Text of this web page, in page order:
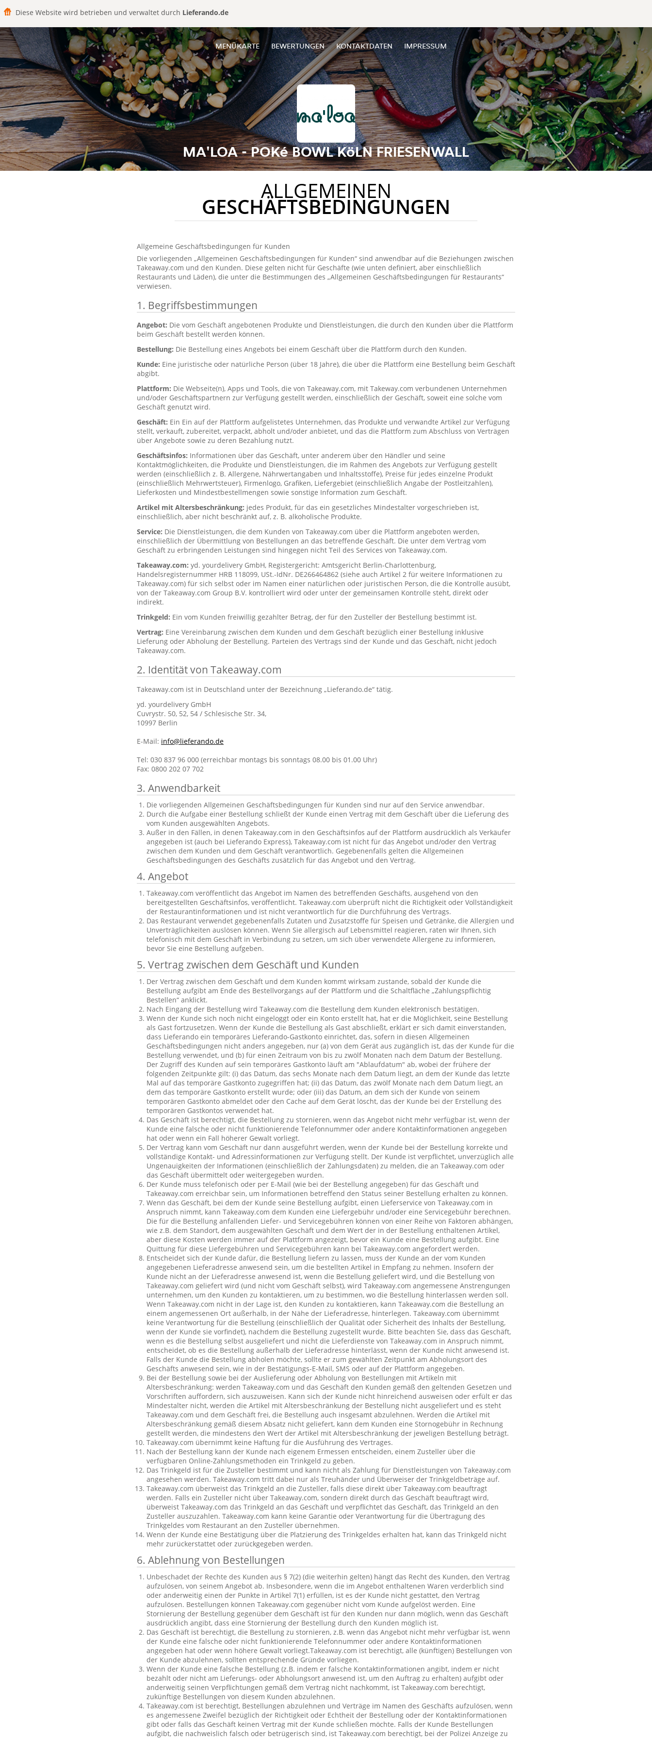
Diese Website wird betrieben und verwaltet durch Lieferando.de
MENÜKARTE BEWERTUNGEN KONTAKTDATEN IMPRESSUM
MA'LOA - POKé BOWL KöLN FRIESENWALL
ALLGEMEINEN
GESCHÄFTSBEDINGUNGEN
Allgemeine Geschäftsbedingungen für Kunden
Die vorliegenden „Allgemeinen Geschäftsbedingungen für Kunden“ sind anwendbar auf die Beziehungen zwischen
Takeaway.com und den Kunden. Diese gelten nicht für Geschäfte (wie unten definiert, aber einschließlich
Restaurants und Läden), die unter die Bestimmungen des „Allgemeinen Geschäftsbedingungen für Restaurants“
verwiesen.
1. Begriffsbestimmungen
Angebot: Die vom Geschäft angebotenen Produkte und Dienstleistungen, die durch den Kunden über die Plattform
beim Geschäft bestellt werden können.
Bestellung: Die Bestellung eines Angebots bei einem Geschäft über die Plattform durch den Kunden.
Kunde: Eine juristische oder natürliche Person (über 18 Jahre), die über die Plattform eine Bestellung beim Geschäft
abgibt.
Plattform: Die Webseite(n), Apps und Tools, die von Takeaway.com, mit Takeway.com verbundenen Unternehmen
und/oder Geschäftspartnern zur Verfügung gestellt werden, einschließlich der Geschäft, soweit eine solche vom
Geschäft genutzt wird.
Geschäft: Ein Ein auf der Plattform aufgelistetes Unternehmen, das Produkte und verwandte Artikel zur Verfügung
stellt, verkauft, zubereitet, verpackt, abholt und/oder anbietet, und das die Plattform zum Abschluss von Verträgen
über Angebote sowie zu deren Bezahlung nutzt.
Geschäftsinfos: Informationen über das Geschäft, unter anderem über den Händler und seine
Kontaktmöglichkeiten, die Produkte und Dienstleistungen, die im Rahmen des Angebots zur Verfügung gestellt
werden (einschließlich z. B. Allergene, Nährwertangaben und Inhaltsstoffe), Preise für jedes einzelne Produkt
(einschließlich Mehrwertsteuer), Firmenlogo, Grafiken, Liefergebiet (einschließlich Angabe der Postleitzahlen),
Lieferkosten und Mindestbestellmengen sowie sonstige Information zum Geschäft.
Artikel mit Altersbeschränkung: jedes Produkt, für das ein gesetzliches Mindestalter vorgeschrieben ist,
einschließlich, aber nicht beschränkt auf, z. B. alkoholische Produkte.
Service: Die Dienstleistungen, die dem Kunden von Takeaway.com über die Plattform angeboten werden,
einschließlich der Übermittlung von Bestellungen an das betreffende Geschäft. Die unter dem Vertrag vom
Geschäft zu erbringenden Leistungen sind hingegen nicht Teil des Services von Takeaway.com.
Takeaway.com: yd. yourdelivery GmbH, Registergericht: Amtsgericht Berlin-Charlottenburg,
Handelsregisternummer HRB 118099, USt.-IdNr. DE266464862 (siehe auch Artikel 2 für weitere Informationen zu
Takeaway.com) für sich selbst oder im Namen einer natürlichen oder juristischen Person, die die Kontrolle ausübt,
von der Takeaway.com Group B.V. kontrolliert wird oder unter der gemeinsamen Kontrolle steht, direkt oder
indirekt.
Trinkgeld: Ein vom Kunden freiwillig gezahlter Betrag, der für den Zusteller der Bestellung bestimmt ist.
Vertrag: Eine Vereinbarung zwischen dem Kunden und dem Geschäft bezüglich einer Bestellung inklusive
Lieferung oder Abholung der Bestellung. Parteien des Vertrags sind der Kunde und das Geschäft, nicht jedoch
Takeaway.com.
2. Identität von Takeaway.com
Takeaway.com ist in Deutschland unter der Bezeichnung „Lieferando.de“ tätig.
yd. yourdelivery GmbH
Cuvrystr. 50, 52, 54 / Schlesische Str. 34,
10997 Berlin
E-Mail: info@lieferando.de
Tel: 030 837 96 000 (erreichbar montags bis sonntags 08.00 bis 01.00 Uhr)
Fax: 0800 202 07 702
3. Anwendbarkeit
Die vorliegenden Allgemeinen Geschäftsbedingungen für Kunden sind nur auf den Service anwendbar.
Durch die Aufgabe einer Bestellung schließt der Kunde einen Vertrag mit dem Geschäft über die Lieferung des
vom Kunden ausgewählten Angebots.
Außer in den Fällen, in denen Takeaway.com in den Geschäftsinfos auf der Plattform ausdrücklich als Verkäufer
angegeben ist (auch bei Lieferando Express), Takeaway.com ist nicht für das Angebot und/oder den Vertrag
zwischen dem Kunden und dem Geschäft verantwortlich. Gegebenenfalls gelten die Allgemeinen
Geschäftsbedingungen des Geschäfts zusätzlich für das Angebot und den Vertrag.
4. Angebot
Takeaway.com veröffentlicht das Angebot im Namen des betreffenden Geschäfts, ausgehend von den
bereitgestellten Geschäftsinfos, veröffentlicht. Takeaway.com überprüft nicht die Richtigkeit oder Vollständigkeit
der Restaurantinformationen und ist nicht verantwortlich für die Durchführung des Vertrags.
Das Restaurant verwendet gegebenenfalls Zutaten und Zusatzstoffe für Speisen und Getränke, die Allergien und
Unverträglichkeiten auslösen können. Wenn Sie allergisch auf Lebensmittel reagieren, raten wir Ihnen, sich
telefonisch mit dem Geschäft in Verbindung zu setzen, um sich über verwendete Allergene zu informieren,
bevor Sie eine Bestellung aufgeben.
5. Vertrag zwischen dem Geschäft und Kunden
Der Vertrag zwischen dem Geschäft und dem Kunden kommt wirksam zustande, sobald der Kunde die
Bestellung aufgibt am Ende des Bestellvorgangs auf der Plattform und die Schaltfläche „Zahlungspflichtig
Bestellen“ anklickt.
Nach Eingang der Bestellung wird Takeaway.com die Bestellung dem Kunden elektronisch bestätigen.
Wenn der Kunde sich noch nicht eingeloggt oder ein Konto erstellt hat, hat er die Möglichkeit, seine Bestellung
als Gast fortzusetzen. Wenn der Kunde die Bestellung als Gast abschließt, erklärt er sich damit einverstanden,
dass Lieferando ein temporäres Lieferando-Gastkonto einrichtet, das, sofern in diesen Allgemeinen
Geschäftsbedingungen nicht anders angegeben, nur (a) von dem Gerät aus zugänglich ist, das der Kunde für die
Bestellung verwendet, und (b) für einen Zeitraum von bis zu zwölf Monaten nach dem Datum der Bestellung.
Der Zugriff des Kunden auf sein temporäres Gastkonto läuft am "Ablaufdatum" ab, wobei der frühere der
folgenden Zeitpunkte gilt: (i) das Datum, das sechs Monate nach dem Datum liegt, an dem der Kunde das letzte
Mal auf das temporäre Gastkonto zugegriffen hat; (ii) das Datum, das zwölf Monate nach dem Datum liegt, an
dem das temporäre Gastkonto erstellt wurde; oder (iii) das Datum, an dem sich der Kunde von seinem
temporären Gastkonto abmeldet oder den Cache auf dem Gerät löscht, das der Kunde bei der Erstellung des
temporären Gastkontos verwendet hat.
Das Geschäft ist berechtigt, die Bestellung zu stornieren, wenn das Angebot nicht mehr verfügbar ist, wenn der
Kunde eine falsche oder nicht funktionierende Telefonnummer oder andere Kontaktinformationen angegeben
hat oder wenn ein Fall höherer Gewalt vorliegt.
Der Vertrag kann vom Geschäft nur dann ausgeführt werden, wenn der Kunde bei der Bestellung korrekte und
vollständige Kontakt- und Adressinformationen zur Verfügung stellt. Der Kunde ist verpflichtet, unverzüglich alle
Ungenauigkeiten der Informationen (einschließlich der Zahlungsdaten) zu melden, die an Takeaway.com oder
das Geschäft übermittelt oder weitergegeben wurden.
Der Kunde muss telefonisch oder per E-Mail (wie bei der Bestellung angegeben) für das Geschäft und
Takeaway.com erreichbar sein, um Informationen betreffend den Status seiner Bestellung erhalten zu können.
Wenn das Geschäft, bei dem der Kunde seine Bestellung aufgibt, einen Lieferservice von Takeaway.com in
Anspruch nimmt, kann Takeaway.com dem Kunden eine Liefergebühr und/oder eine Servicegebühr berechnen.
Die für die Bestellung anfallenden Liefer- und Servicegebühren können von einer Reihe von Faktoren abhängen,
wie z.B. dem Standort, dem ausgewählten Geschäft und dem Wert der in der Bestellung enthaltenen Artikel,
aber diese Kosten werden immer auf der Plattform angezeigt, bevor ein Kunde eine Bestellung aufgibt. Eine
Quittung für diese Liefergebühren und Servicegebühren kann bei Takeaway.com angefordert werden.
Entscheidet sich der Kunde dafür, die Bestellung liefern zu lassen, muss der Kunde an der vom Kunden
angegebenen Lieferadresse anwesend sein, um die bestellten Artikel in Empfang zu nehmen. Insofern der
Kunde nicht an der Lieferadresse anwesend ist, wenn die Bestellung geliefert wird, und die Bestellung von
Takeaway.com geliefert wird (und nicht vom Geschäft selbst), wird Takeaway.com angemessene Anstrengungen
unternehmen, um den Kunden zu kontaktieren, um zu bestimmen, wo die Bestellung hinterlassen werden soll.
Wenn Takeaway.com nicht in der Lage ist, den Kunden zu kontaktieren, kann Takeaway.com die Bestellung an
einem angemessenen Ort außerhalb, in der Nähe der Lieferadresse, hinterlegen. Takeaway.com übernimmt
keine Verantwortung für die Bestellung (einschließlich der Qualität oder Sicherheit des Inhalts der Bestellung,
wenn der Kunde sie vorfindet), nachdem die Bestellung zugestellt wurde. Bitte beachten Sie, dass das Geschäft,
wenn es die Bestellung selbst ausgeliefert und nicht die Lieferdienste von Takeaway.com in Anspruch nimmt,
entscheidet, ob es die Bestellung außerhalb der Lieferadresse hinterlässt, wenn der Kunde nicht anwesend ist.
Falls der Kunde die Bestellung abholen möchte, sollte er zum gewählten Zeitpunkt am Abholungsort des
Geschäfts anwesend sein, wie in der Bestätigungs-E-Mail, SMS oder auf der Plattform angegeben.
Bei der Bestellung sowie bei der Auslieferung oder Abholung von Bestellungen mit Artikeln mit
Altersbeschränkung: werden Takeaway.com und das Geschäft den Kunden gemäß den geltenden Gesetzen und
Vorschriften auffordern, sich auszuweisen. Kann sich der Kunde nicht hinreichend ausweisen oder erfült er das
Mindestalter nicht, werden die Artikel mit Altersbeschränkung der Bestellung nicht ausgeliefert und es steht
Takeaway.com und dem Geschäft frei, die Bestellung auch insgesamt abzulehnen. Werden die Artikel mit
Altersbeschränkung gemäß diesem Absatz nicht geliefert, kann dem Kunden eine Stornogebühr in Rechnung
gestellt werden, die mindestens den Wert der Artikel mit Altersbeschränkung der jeweligen Bestellung beträgt.
Takeaway.com übernimmt keine Haftung für die Ausführung des Vertrages.
Nach der Bestellung kann der Kunde nach eigenem Ermessen entscheiden, einem Zusteller über die
verfügbaren Online-Zahlungsmethoden ein Trinkgeld zu geben.
Das Trinkgeld ist für die Zusteller bestimmt und kann nicht als Zahlung für Dienstleistungen von Takeaway.com
angesehen werden. Takeaway.com tritt dabei nur als Treuhänder und Überweiser der Trinkgeldbeträge auf.
Takeaway.com überweist das Trinkgeld an die Zusteller, falls diese direkt über Takeaway.com beauftragt
werden. Falls ein Zusteller nicht über Takeaway.com, sondern direkt durch das Geschäft beauftragt wird,
überweist Takeaway.com das Trinkgeld an das Geschäft und verpflichtet das Geschäft, das Trinkgeld an den
Zusteller auszuzahlen. Takeaway.com kann keine Garantie oder Verantwortung für die Übertragung des
Trinkgeldes vom Restaurant an den Zusteller übernehmen.
Wenn der Kunde eine Bestätigung über die Platzierung des Trinkgeldes erhalten hat, kann das Trinkgeld nicht
mehr zurückerstattet oder zurückgegeben werden.
6. Ablehnung von Bestellungen
Unbeschadet der Rechte des Kunden aus § 7(2) (die weiterhin gelten) hängt das Recht des Kunden, den Vertrag
aufzulösen, von seinem Angebot ab. Insbesondere, wenn die im Angebot enthaltenen Waren verderblich sind
oder anderweitig einen der Punkte in Artikel 7(1) erfüllen, ist es der Kunde nicht gestattet, den Vertrag
aufzulösen. Bestellungen können Takeaway.com gegenüber nicht vom Kunde aufgelöst werden. Eine
Stornierung der Bestellung gegenüber dem Geschäft ist für den Kunden nur dann möglich, wenn das Geschäft
ausdrücklich angibt, dass eine Stornierung der Bestellung durch den Kunden möglich ist.
Das Geschäft ist berechtigt, die Bestellung zu stornieren, z.B. wenn das Angebot nicht mehr verfügbar ist, wenn
der Kunde eine falsche oder nicht funktionierende Telefonnummer oder andere Kontaktinformationen
angegeben hat oder wenn höhere Gewalt vorliegt.Takeaway.com ist berechtigt, alle (künftigen) Bestellungen von
der Kunde abzulehnen, sollten entsprechende Gründe vorliegen.
Wenn der Kunde eine falsche Bestellung (z.B. indem er falsche Kontaktinformationen angibt, indem er nicht
bezahlt oder nicht am Lieferungs- oder Abholungsort anwesend ist, um den Auftrag zu erhalten) aufgibt oder
anderweitig seinen Verpflichtungen gemäß dem Vertrag nicht nachkommt, ist Takeaway.com berechtigt,
zukünftige Bestellungen von diesem Kunden abzulehnen.
Takeaway.com ist berechtigt, Bestellungen abzulehnen und Verträge im Namen des Geschäfts aufzulösen, wenn
es angemessene Zweifel bezüglich der Richtigkeit oder Echtheit der Bestellung oder der Kontaktinformationen
gibt oder falls das Geschäft keinen Vertrag mit der Kunde schließen möchte. Falls der Kunde Bestellungen
aufgibt, die nachweislich falsch oder betrügerisch sind, ist Takeaway.com berechtigt, bei der Polizei Anzeige zu